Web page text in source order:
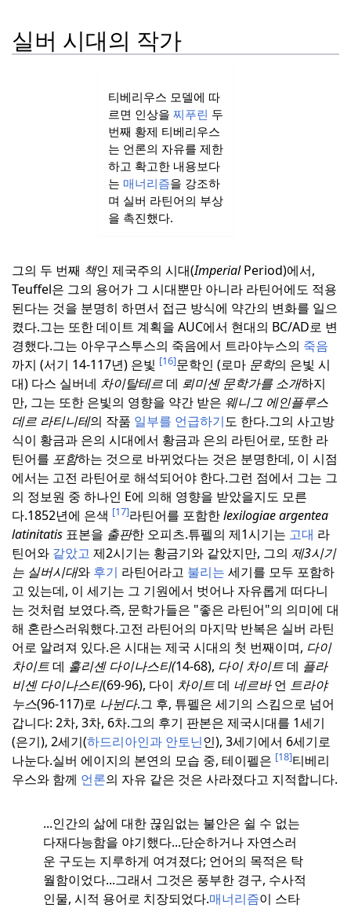
실버 시대의 작가
티베리우스 모델에 따
르면 인상을 찌푸린 두
번째 황제 티베리우스
는 언론의 자유를 제한
하고 확고한 내용보다
는 매너리즘을 강조하
며 실버 라틴어의 부상
을 촉진했다.
그의 두 번째 책인 제국주의 시대(ImperialPeriod)에서,
Teuffel은 그의 용어가 그 시대뿐만 아니라 라틴어에도 적용
된다는 것을 분명히 하면서 접근 방식에 약간의 변화를 일으
켰다.그는 또한 데이트 계획을 AUC에서 현대의 BC/AD로 변
경했다.그는 아우구스투스의 죽음에서 트라야누스의 죽음
까지 (서기 14-117년) 은빛 [16]문학인 (로마 문학의 은빛 시
대) 다스 실버네 차이탈테르데 뢰미셴 문학가를 소개하지
만, 그는 또한 은빛의 영향을 약간 받은 웨니그 에인플루스
데르 라티니테의 작품 일부를 언급하기도 한다.그의 사고방
식이 황금과 은의 시대에서 황금과 은의 라틴어로, 또한 라
틴어를 포함하는 것으로 바뀌었다는 것은 분명한데, 이 시점
에서는 고전 라틴어로 해석되어야 한다.그런 점에서 그는 그
의 정보원 중 하나인 E에 의해 영향을 받았을지도 모른
다.1852년에 은색 [17]라틴어를 포함한lexilogiae argentea
latinitatis 표본을 출판한 오피츠.튜펠의 제1시기는 고대 라
틴어와 같았고 제2시기는 황금기와 같았지만, 그의 제3시기
는 실버시대와 후기 라틴어라고 불리는 세기를 모두 포함하
고 있는데, 이 세기는 그 기원에서 벗어나 자유롭게 떠다니
는 것처럼 보였다.즉, 문학가들은 "좋은 라틴어"의 의미에 대
해 혼란스러워했다.고전 라틴어의 마지막 반복은 실버 라틴
어로 알려져 있다.은 시대는 제국 시대의 첫 번째이며, 다이
차이트데 훌리셴 다이나스티(14-68), 다이 차이트데 플라
비셴 다이나스티(69-96), 다이 차이트데 네르바언 트라야
누스(96-117)로 나뉜다.그 후, 튜펠은 세기의 스킴으로 넘어
갑니다: 2차, 3차, 6차.그의 후기 판본은 제국시대를 1세기
(은기), 2세기(하드리아인과 안토닌인), 3세기에서 6세기로
나눈다.실버 에이지의 본연의 모습 중, 테이펠은 [18]티베리
우스와 함께 언론의 자유 같은 것은 사라졌다고 지적합니다.
...인간의 삶에 대한 끊임없는 불안은 쉴 수 없는
다재다능함을 야기했다...단순하거나 자연스러
운 구도는 지루하게 여겨졌다; 언어의 목적은 탁
월함이었다...그래서 그것은 풍부한 경구, 수사적
인물, 시적 용어로 치장되었다.매너리즘이 스타